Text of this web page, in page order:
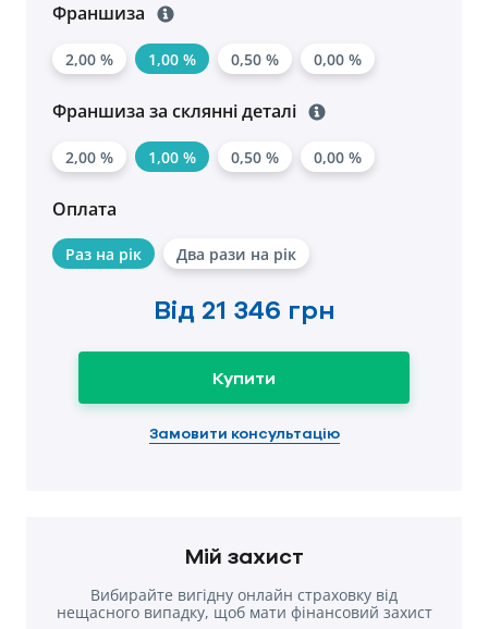
Франшиза
2,00 % 1,00 % 0,50 % 0,00 %
Франшиза за склянні деталі
2,00 % 1,00 % 0,50 % 0,00 %
Оплата
Раз на рік Два рази на рік
Від 21 346 грн
Купити
Замовити консультацію
Мій захист
Вибирайте вигідну онлайн страховку від
нещасного випадку, щоб мати фінансовий захист